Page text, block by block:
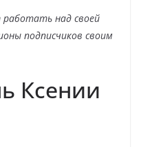
работать над своей
подписчиков своим
Ксении